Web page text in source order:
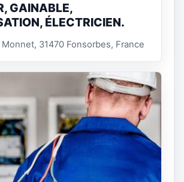
GAINABLE,
ÉLECTRICIEN.
Monnet, 31470 Fonsorbes, France